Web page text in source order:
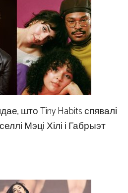
што Tiny Habits спявалі
Мэці Хілі і Габрыэт